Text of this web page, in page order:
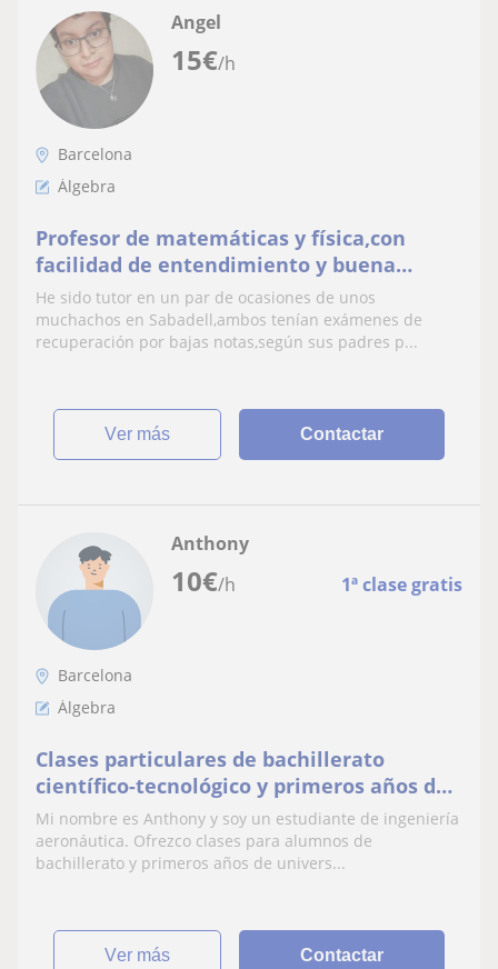
15€/h
Angel
Barcelona
Álgebra
Profesor de matemáticas y física,con
facilidad de entendimiento y buena
actitud
He sido tutor en un par de ocasiones de unos
muchachos en Sabadell,ambos tenían exámenes de
recuperación por bajas notas,según sus padres p...
ver más Contactar
10€/h 1ª clase gratis
Anthony
Barcelona
Álgebra
Clases particulares de bachillerato
científico-tecnológico y primeros años de
ingeniería
Mi nombre es Anthony y soy un estudiante de ingeniería
aeronáutica. Ofrezco clases para alumnos de
bachillerato y primeros años de univers...
ver más Contactar